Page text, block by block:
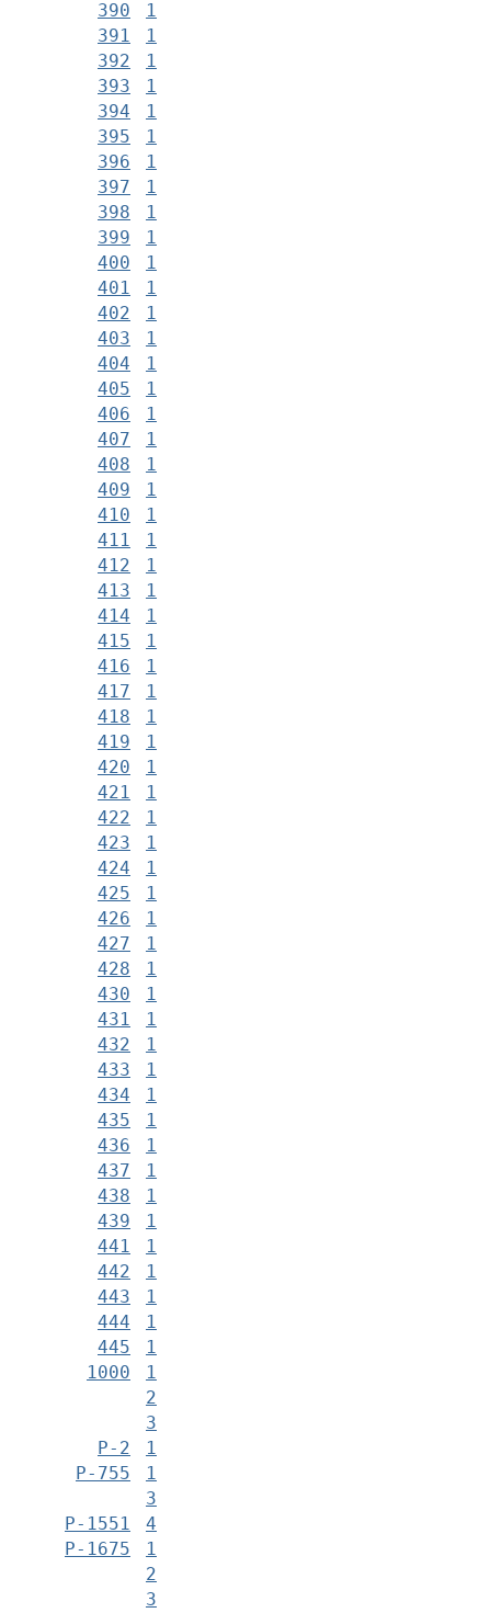
390
1
391
1
392
1
393
1
394
1
395
1
396
1
397
1
398
1
399
1
400
1
401
1
402
1
403
1
404
1
405
1
406
1
407
1
408
1
409
1
410
1
411
1
412
1
413
1
414
1
415
1
416
1
417
1
418
1
419
1
420
1
421
1
422
1
423
1
424
1
425
1
426
1
427
1
428
1
430
1
431
1
432
1
433
1
434
1
435
1
436
1
437
1
438
1
439
1
441
1
442
1
443
1
444
1
445
1
1000
1
2
3
Р-2
1
Р-755
1
3
Р-1551
4
Р-1675
1
2
3